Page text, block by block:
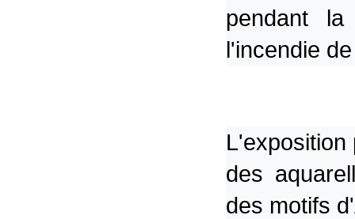
pendant
l'incendie
des
des motifs